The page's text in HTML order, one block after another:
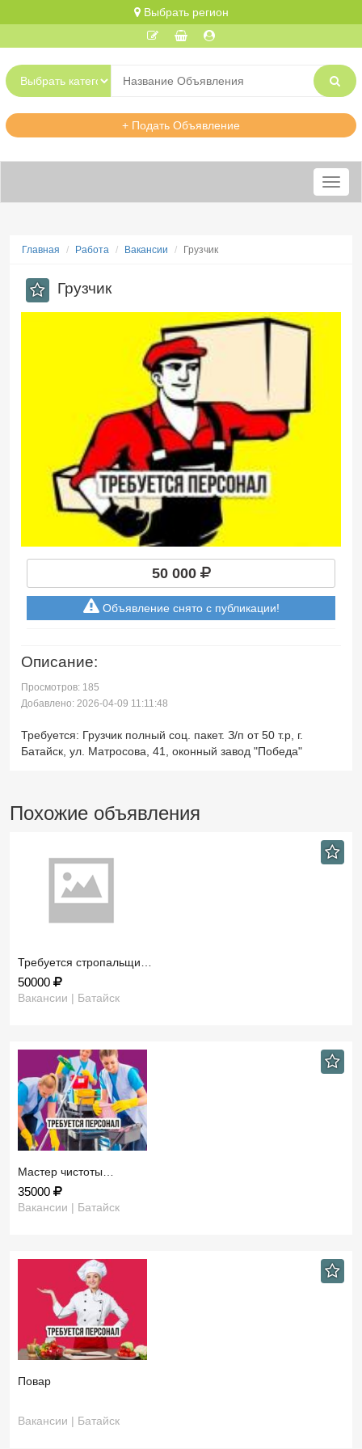
Выбрать регион
+ Подать Объявление
Меню
Главная Работа Вакансии Грузчик
Грузчик
50 000
Объявление снято с публикации!
Описание:
Просмотров: 185
Добавлено: 2026-04-09 11:11:48
Требуется: Грузчик полный соц. пакет. З/п от 50 т.р, г.
Батайск, ул. Матросова, 41, оконный завод "Победа"
Похожие объявления
Требуется стропальщи…
50000
Вакансии | Батайск
Мастер чистоты…
35000
Вакансии | Батайск
Повар
Вакансии | Батайск